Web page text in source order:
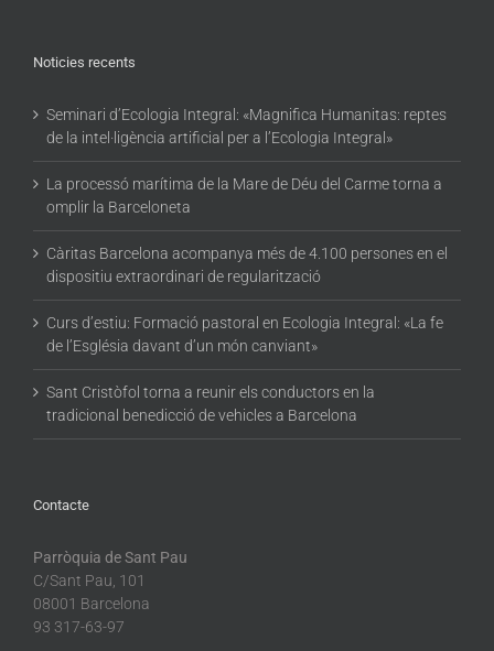
Noticies recents
Seminari d’Ecologia Integral: «Magnifica Humanitas: reptes
de la intel·ligència artificial per a l’Ecologia Integral»
La processó marítima de la Mare de Déu del Carme torna a
omplir la Barceloneta
Càritas Barcelona acompanya més de 4.100 persones en el
dispositiu extraordinari de regularització
Curs d’estiu: Formació pastoral en Ecologia Integral: «La fe
de l’Església davant d’un món canviant»
Sant Cristòfol torna a reunir els conductors en la
tradicional benedicció de vehicles a Barcelona
Contacte
Parròquia de Sant Pau
C/Sant Pau, 101
08001 Barcelona
93 317-63-97